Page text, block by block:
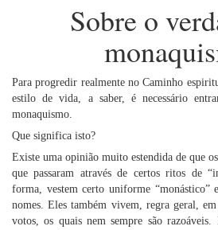
Sobre o
Para progredir realmente no Caminho
estilo de vida, a saber, é necessário
monaquismo.
Que significa isto?
Existe uma opinião muito estendida de que os
que passaram através de certos ritos de
forma, vestem certo uniforme “monástico”
nomes. Eles também vivem, regra geral,
votos, os quais nem sempre são